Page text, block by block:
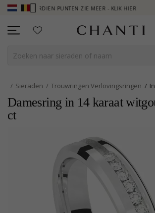
VERDIEN PUNTEN ZIE MEER - KLIK HIER
Sieraden Trouwringen Verlovingsringen
Damesring in 14 karaat
ct